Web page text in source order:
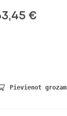
€
Pievienot grozam